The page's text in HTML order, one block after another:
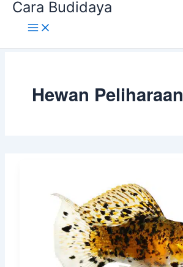
LewatiCara Budidaya
Hewan Peliharaan